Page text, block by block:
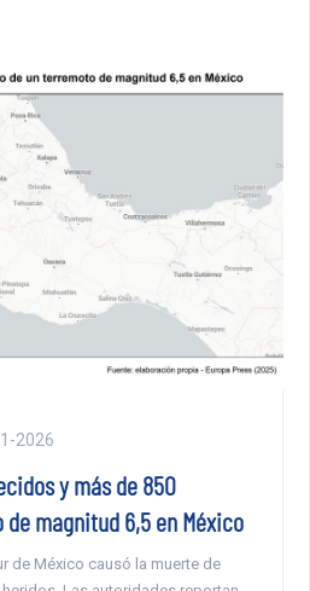
2026
y más de 850
magnitud 6,5 en México
de México causó la muerte de